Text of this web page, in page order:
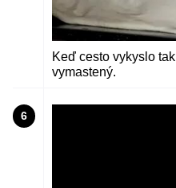
Keď cesto vykyslo
vymastený.
6